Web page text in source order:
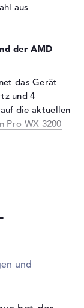
Olufen
Touch-
802.11g,
aus
der AMD
das Gerät
und 4
die aktuellen
Pro WX 3200
Silber
SDRAM
32
bekannte
und